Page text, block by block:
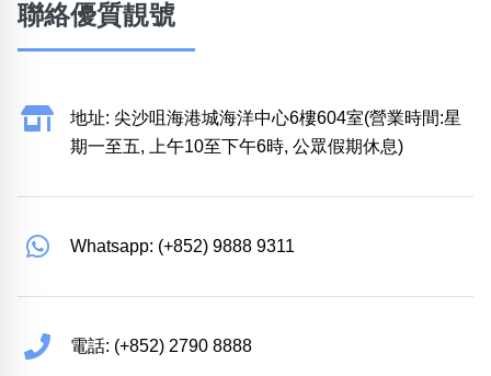
聯絡優質靚號
地址: 尖沙咀海港城海洋中心6樓604室(營業時間:星
期一至五, 上午10至下午6時, 公眾假期休息)
Whatsapp: (+852) 9888 9311
電話: (+852) 2790 8888